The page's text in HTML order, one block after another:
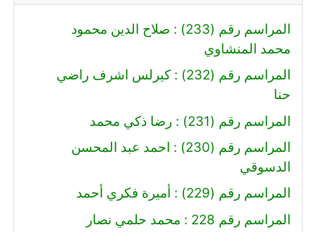
المراسم رقم (233) : صلاح الدين محمود
محمد المنشاوي
المراسم رقم (232) : كيرلس اشرف راضي
حنا
المراسم رقم (231) : رضا ذكي محمد
المراسم رقم (230) : احمد عبد المحسن
الدسوقي
المراسم رقم (229) : أميرة فكري أحمد
المراسم رقم 228 : محمد حلمي نصار